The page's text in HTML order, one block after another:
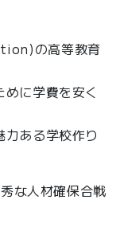
の高等教育
に学費を安く
ある学校作り
な人材確保合戦